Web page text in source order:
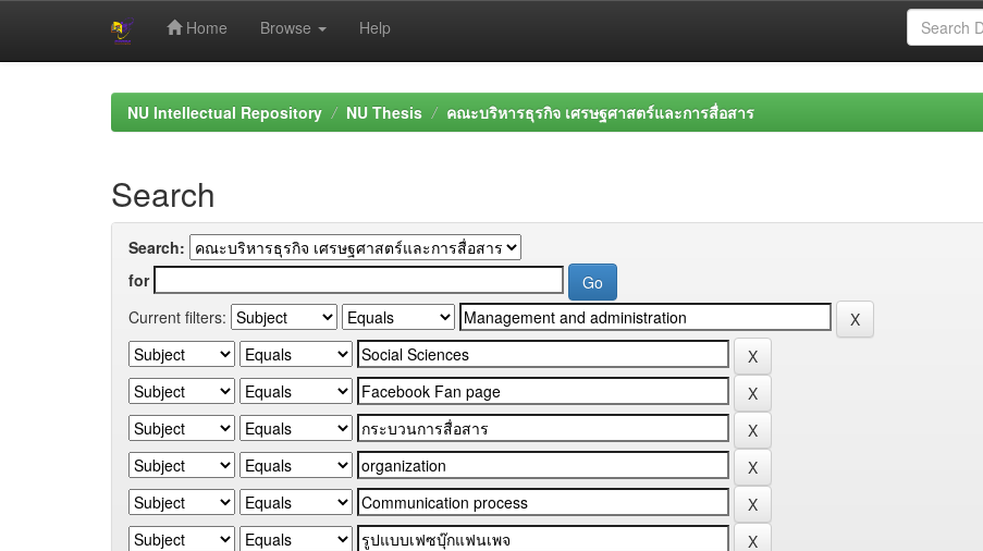
Home Browse Help
NU Intellectual Repository NU Thesis คณะบริหารธุรกิจ เศรษฐศาสตร์และการสื่อสาร
Search
Search:
for
Current filters: